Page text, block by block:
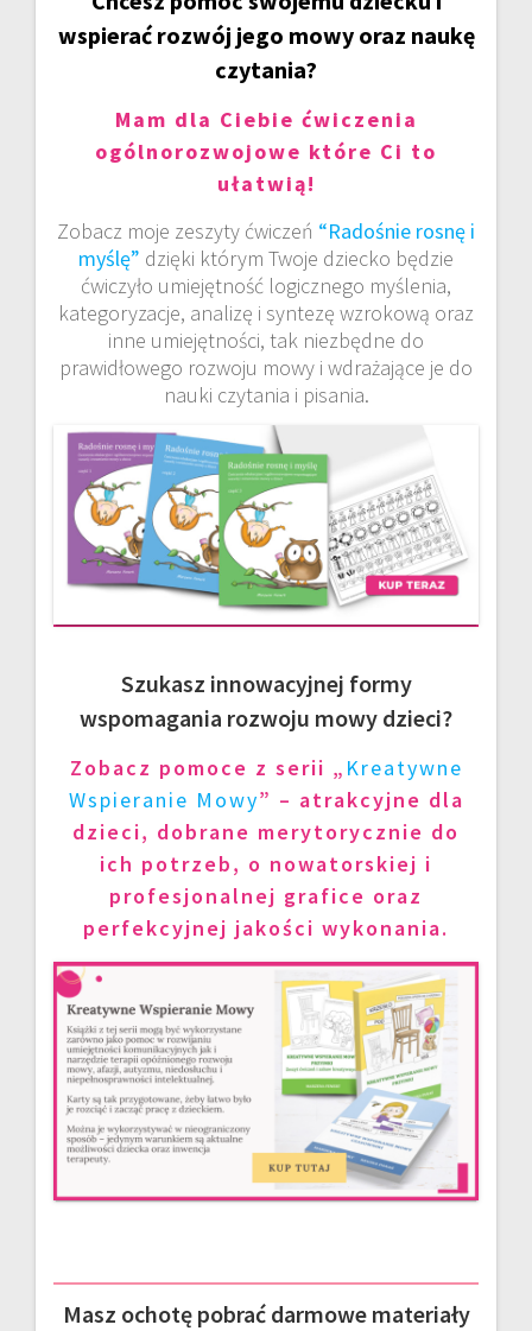
wspierać rozwój jego mowy oraz naukę
czytania?
Mam dla Ciebie ćwiczenia
ogólnorozwojowe które Ci to
ułatwią!
Zobacz moje zeszyty ćwiczeń “Radośnie rosnę i
myślę” dzięki którym Twoje dziecko będzie
ćwiczyło umiejętność logicznego myślenia,
kategoryzacje, analizę i syntezę wzrokową oraz
inne umiejętności, tak niezbędne do
prawidłowego rozwoju mowy i wdrażające je do
nauki czytania i pisania.
Szukasz innowacyjnej formy
wspomagania rozwoju mowy dzieci?
Zobacz pomoce z serii „ Kreatywne
Wspieranie Mowy” – atrakcyjne dla
dzieci, dobrane merytorycznie do
ich potrzeb, o nowatorskiej i
profesjonalnej grafice oraz
perfekcyjnej jakości wykonania.
Masz ochotę pobrać darmowe materiały